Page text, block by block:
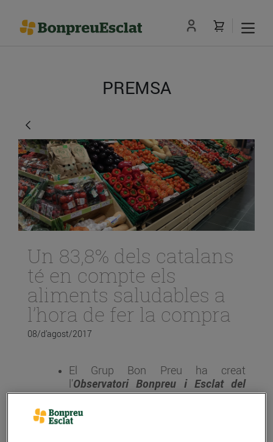
PREMSA
Un 83,8% dels catalans
té en compte els
aliments saludables a
l’hora de fer la compra
08/d’agost/2017
El Grup Bon Preu ha creat
l’Observatori Bonpreu i Esclat del
Consum Alimentari a Catalunyaamb
l’objectiu de conèixer les tendències
alimentàries i de consum a les llars